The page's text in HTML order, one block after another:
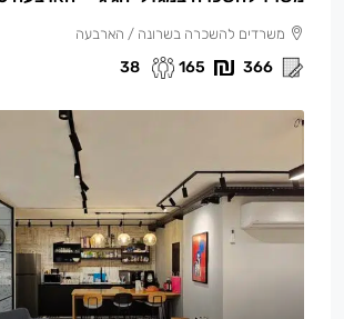
משרדים להשכרה בשרונה / הארבעה
366
165
38